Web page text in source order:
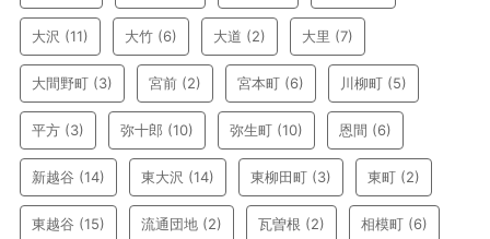
大沢 (11) 大竹 (6) 大道 (2) 大里 (7)
大間野町 (3) 宮前 (2) 宮本町 (6) 川柳町 (5)
平方 (3) 弥十郎 (10) 弥生町 (10) 恩間 (6)
新越谷 (14) 東大沢 (14) 東柳田町 (3) 東町 (2)
東越谷 (15) 流通団地 (2) 瓦曽根 (2) 相模町 (6)